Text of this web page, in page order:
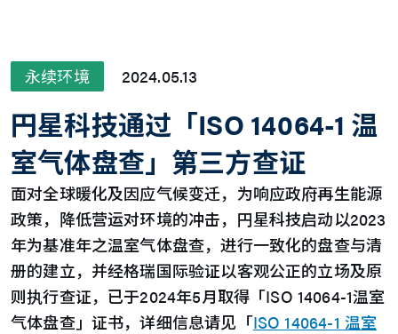
永续环境 2024.05.13
円星科技通过「ISO 14064-1 温
室气体盘查」第三方查证
面对全球暖化及因应气候变迁，为响应政府再生能源
政策，降低营运对环境的冲击，円星科技启动以2023
年为基准年之温室气体盘查，进行一致化的盘查与清
册的建立，并经格瑞国际验证以客观公正的立场及原
则执行查证，已于2024年5月取得「ISO 14064-1温室
气体盘查」证书，详细信息请见「ISO 14064-1 温室